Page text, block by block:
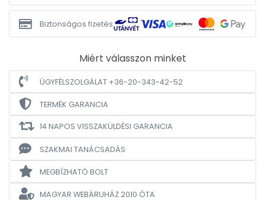
Biztonságos fizetés
Miért válasszon minket
ÜGYFÉLSZOLGÁLAT +36-20-343-42-52
TERMÉK GARANCIA
14 NAPOS VISSZAKÜLDÉSI GARANCIA
SZAKMAI TANÁCSADÁS
MEGBÍZHATÓ BOLT
MAGYAR WEBÁRUHÁZ2010 ÓTA